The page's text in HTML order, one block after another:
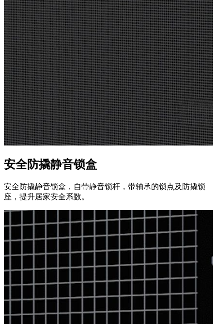
安全防撬静音锁盒
安全防撬静音锁盒，自带静音锁杆，带轴承的锁点及防撬锁
座，提升居家安全系数。